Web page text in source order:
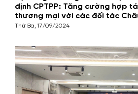
định CPTPP: Tăng cường hợp
thương mại với các đối tác
Thứ Ba, 17/09/2024